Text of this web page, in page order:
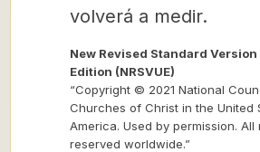
volverá a medir.
New Revised Standard Version
Edition (NRSVUE)
“Copyright © 2021 National
Churches of Christ in the United
America. Used by permission. All
reserved worldwide.”